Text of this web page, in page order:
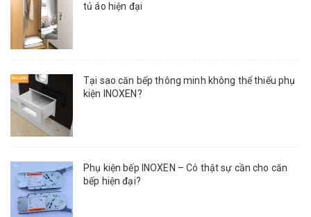
tủ áo hiện đại
Tại sao căn bếp thông minh không thể thiếu phụ
kiện INOXEN?
Phụ kiện bếp INOXEN – Có thật sự cần cho căn
bếp hiện đại?